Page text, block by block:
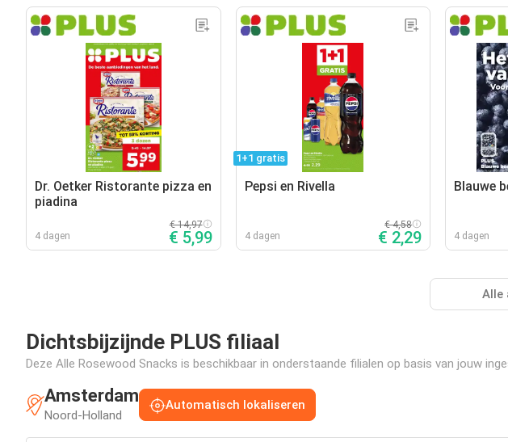
Dr. Oetker Ristorante pizza en
piadina
4 dagen
€ 14,97
€ 5,99
1+1 gratis
Pepsi en Rivella
4 dagen
€ 4,58
€ 2,29
Blauwe
4 dagen
Alle
Dichtsbijzijnde PLUS filiaal
Deze Alle Rosewood Snacks is beschikbaar in onderstaande filialen op basis van jouw
Amsterdam
Noord-Holland
Automatisch lokaliseren